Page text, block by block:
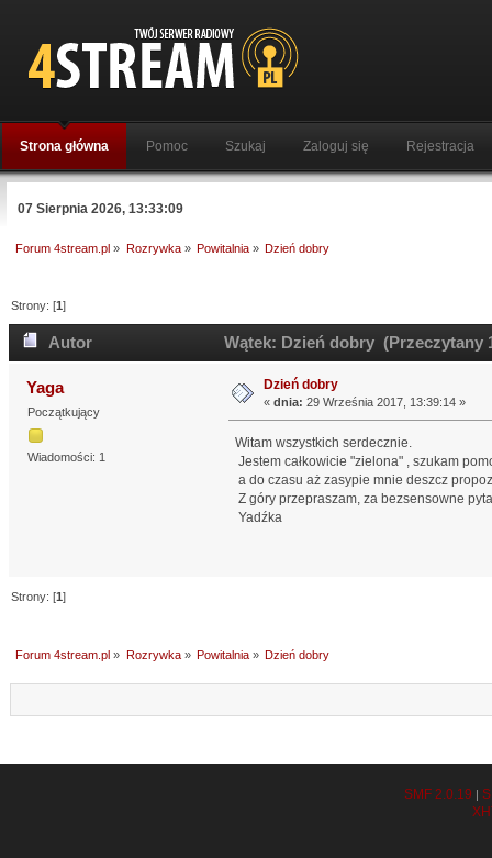
Strona główna Pomoc Szukaj Zaloguj się Rejestracja
07 Sierpnia 2026, 13:33:09
Forum 4stream.pl » Rozrywka» Powitalnia» Dzień dobry
Strony: [1]
Autor Wątek: Dzień dobry (Przeczytany
Yaga
Początkujący
Wiadomości: 1
Dzień dobry
« dnia: 29 Września 2017, 13:39:14 »
Witam wszystkich serdecznie.
Jestem całkowicie "zielona" , szukam
a do czasu aż zasypie mnie deszcz
Z góry przepraszam, za bezsensowne
Yadźka
Strony: [1]
Forum 4stream.pl » Rozrywka» Powitalnia» Dzień dobry
SMF 2.0.19 |